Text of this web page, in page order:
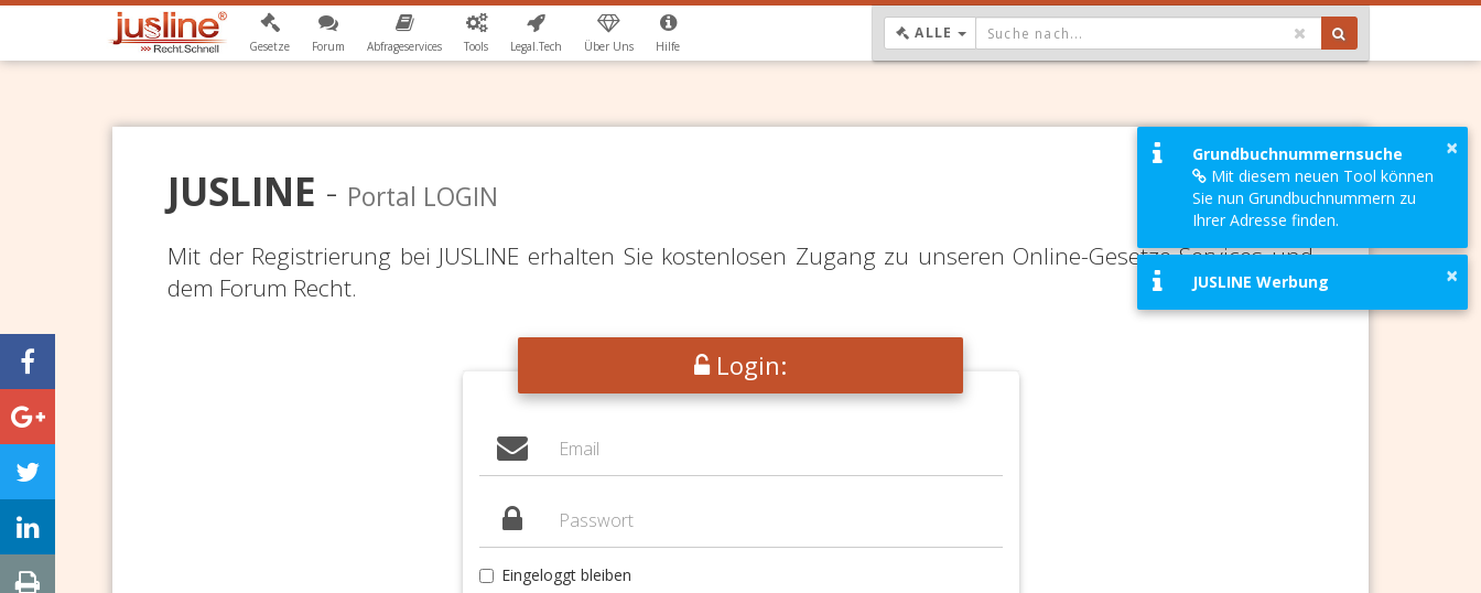
Gesetze Forum Abfrageservices Tools Legal.Tech Über Uns Hilfe
ALLE DROPDOWN: GEWÄHLTER WERT IST ALLE
JUSLINE - Portal LOGIN
Mit der Registrierung bei JUSLINE erhalten Sie kostenlosen Zugang zu unseren Online-Gesetze-Services und
dem Forum Recht.
Login:
Eingeloggt bleiben
×
Grundbuchnummernsuche
Mit diesem neuen Tool können
Sie nun Grundbuchnummern zu
Ihrer Adresse finden.
×
JUSLINE Werbung